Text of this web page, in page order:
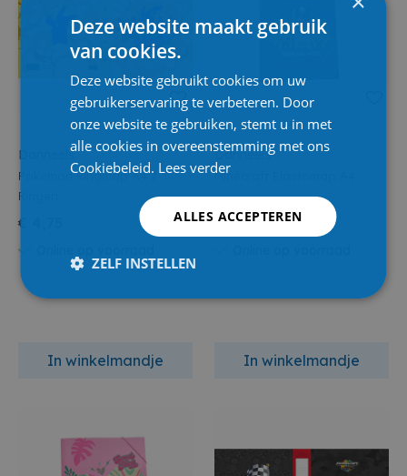
Danneels
Pokemon Ringmap A4 2
Ringen
€ 4,75
In winkelmandje
Danneels
Minecraft Elastomap A4
€ 3,55
In winkelmandje
Deze website maakt gebruik
van cookies.
Deze website gebruikt cookies om uw
gebruikerservaring te verbeteren. Door
onze website te gebruiken, stemt u in met
alle cookies in overeenstemming met ons
Cookiebeleid. Lees verder
ALLES ACCEPTEREN
ZELF INSTELLEN